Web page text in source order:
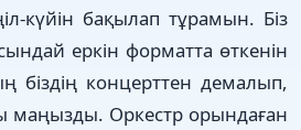
күйін бақылап тұрамын. Біз
еркін форматта өткенін
біздің концерттен демалып,
маңызды. Оркестр орындаған